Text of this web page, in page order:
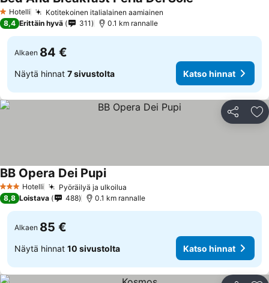
1 Tähtiluokitus
Hotelli Kotitekoinen italialainen aamiainen
8,4 Erittäin hyvä 311 0.1 km rannalle
Alkaen 84 €
Näytä hinnat 7 sivustolta Katso hinnat
Jaa
3 Tähtiluokitus
Hotelli Pyöräilyä ja ulkoilua
BB Opera Dei Pupi
8,8 Loistava 488 0.1 km rannalle
Alkaen 85 €
Näytä hinnat 10 sivustolta Katso hinnat